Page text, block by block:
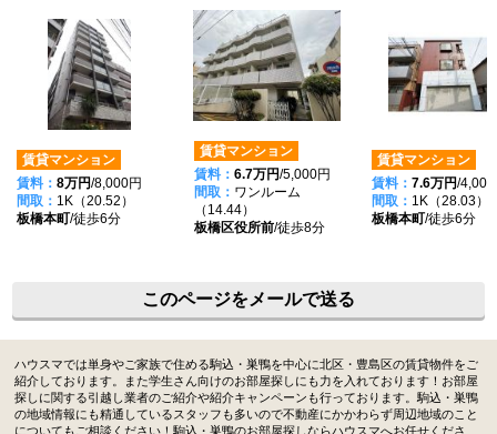
賃貸マンション
賃料： 8万円/8,000円
間取： 1K（20.52）
板橋本町/徒歩6分
賃貸マンション
賃料： 6.7万円/5,000円
間取： ワンルーム
（14.44）
板橋区役所前/徒歩8分
賃貸マンション
賃料： 7.6万円/4,000
間取： 1K（28.03）
板橋本町/徒歩6分
このページをメールで送る
ハウスマでは単身やご家族で住める駒込・巣鴨を中心に北区・豊島区の賃貸物件をご
紹介しております。また学生さん向けのお部屋探しにも力を入れております！お部屋
探しに関する引越し業者のご紹介や紹介キャンペーンも行っております。駒込・巣鴨
の地域情報にも精通しているスタッフも多いので不動産にかかわらず周辺地域のこと
についてもご相談ください！駒込・巣鴨のお部屋探しならハウスマへお任せくださ